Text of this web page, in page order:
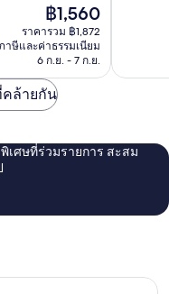
ราคา
ปัจจุบัน
คือ
฿1,560
฿1,560
ราคารวม ฿1,872
าษีและค่าธรรมเนียม
6 ก.ย. - 7 ก.ย.
รีวิว
คล้ายกัน
เศษที่ร่วมรายการ สะสม